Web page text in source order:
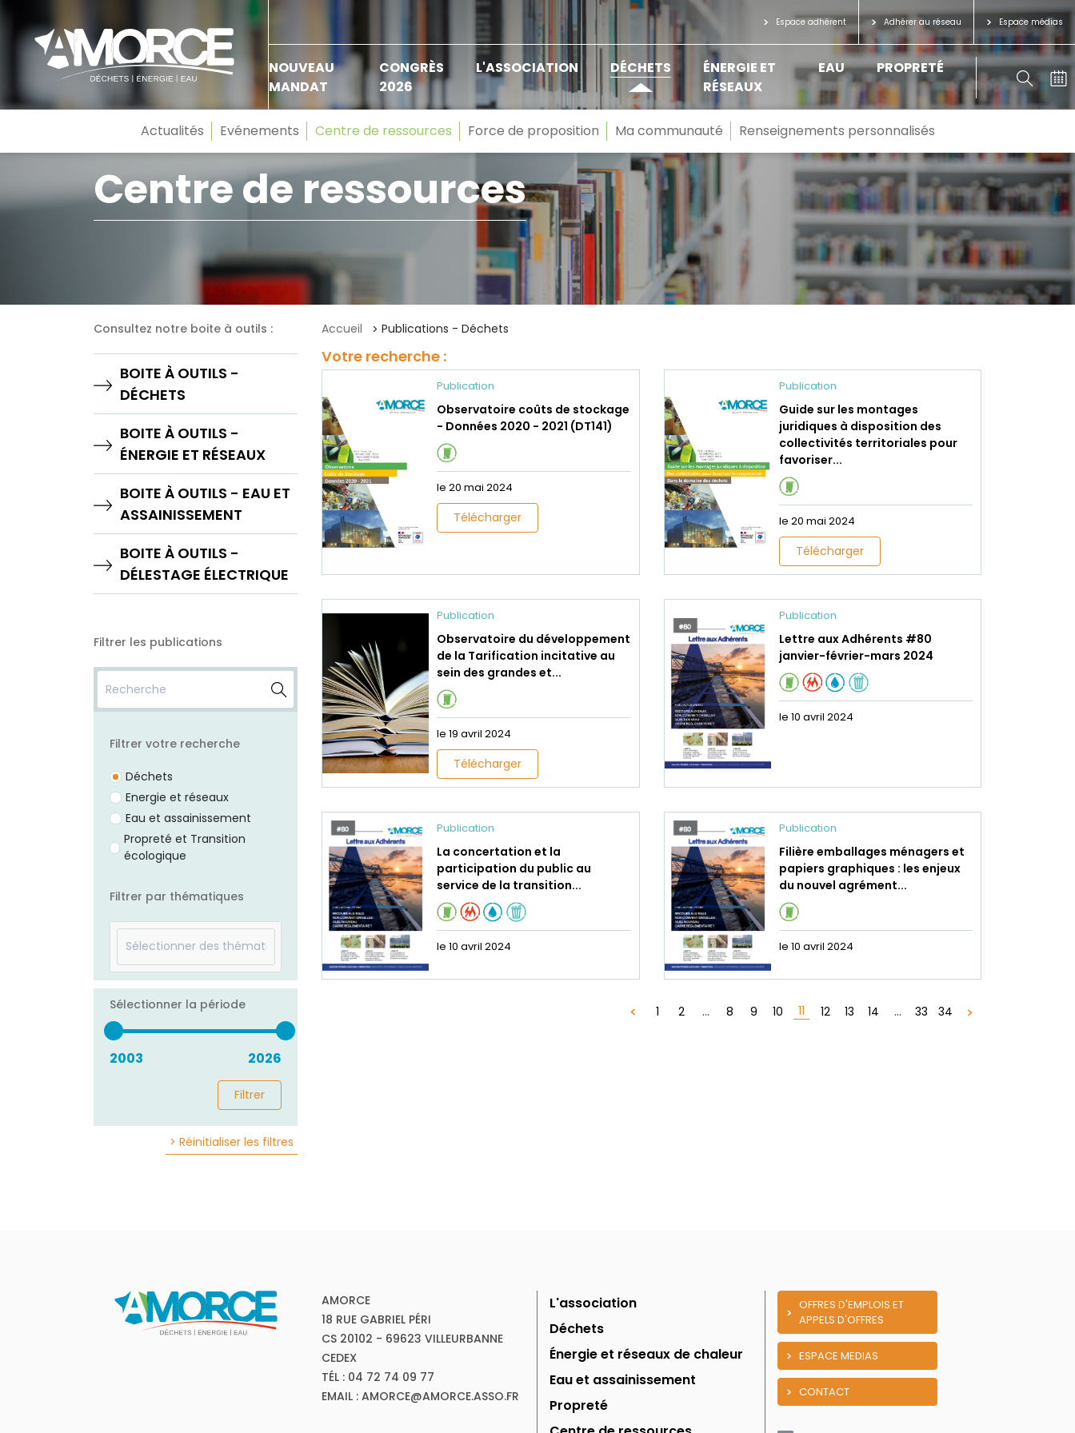
Espace adhérent Adhérer au réseau Espace médias
NOUVEAU
MANDAT
CONGRÈS
2026
L'ASSOCIATION DÉCHETS
Actualités Evénements Centre de ressources Force de proposition Ma communauté Renseignements personnalisés
ÉNERGIE ET
RÉSEAUX
EAU PROPRETÉ
Centre de ressources
Consultez notre boite à outils :
BOITE À OUTILS -
DÉCHETS
BOITE À OUTILS -
ÉNERGIE ET RÉSEAUX
BOITE À OUTILS - EAU ET
ASSAINISSEMENT
BOITE À OUTILS -
DÉLESTAGE ÉLECTRIQUE
Filtrer les publications
Filtrer votre recherche
Déchets
Energie et réseaux
Eau et assainissement
Propreté et Transition
écologique
Filtrer par thématiques
Sélectionner la période
2003 2026
Filtrer
> Réinitialiser les filtres
Accueil Publications - Déchets
Votre recherche :
Publication
Observatoire coûts de stockage
- Données 2020 - 2021 (DT141)
le 20 mai 2024
Télécharger
Publication
Guide sur les montages
juridiques à disposition des
collectivités territoriales pour
favoriser...
le 20 mai 2024
Télécharger
Publication
Observatoire du développement
de la Tarification incitative au
sein des grandes et...
le 19 avril 2024
Télécharger
Publication
Lettre aux Adhérents #80
janvier-février-mars 2024
le 10 avril 2024
Publication
La concertation et la
participation du public au
service de la transition...
le 10 avril 2024
Publication
Filière emballages ménagers et
papiers graphiques : les enjeux
du nouvel agrément...
le 10 avril 2024
1 2 ... 8 9 10 11 12 13 14 ... 33 34
AMORCE
18 RUE GABRIEL PÉRI
CS 20102 - 69623 VILLEURBANNE
CEDEX
TÉL : 04 72 74 09 77
EMAIL : AMORCE@AMORCE.ASSO.FR
L'association
Déchets
Énergie et réseaux de chaleur
Eau et assainissement
Propreté
OFFRES D'EMPLOIS ET
APPELS D'OFFRES
ESPACE MEDIAS
CONTACT